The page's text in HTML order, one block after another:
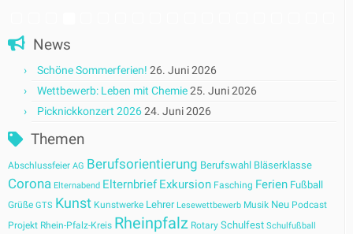
News
Schöne Sommerferien! 26. Juni 2026
Wettbewerb: Leben mit Chemie25. Juni 2026
Picknickkonzert 202624. Juni 2026
Themen
Abschlussfeier AG Berufsorientierung Berufswahl Bläserklasse
Corona Elternabend Elternbrief Exkursion Fasching Ferien Fußball
Grüße GTS Kunst Kunstwerke Lehrer Lesewettbewerb Musik Neu Podcast
Projekt Rhein-Pfalz-Kreis Rheinpfalz Rotary Schulfest Schulfußball